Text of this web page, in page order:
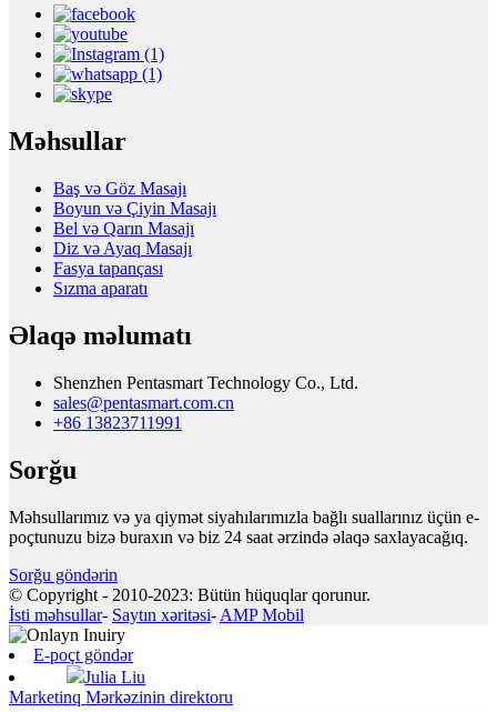
Məhsullar
Baş və Göz Masajı
Boyun və Çiyin Masajı
Bel və Qarın Masajı
Diz və Ayaq Masajı
Fasya tapançası
Sızma aparatı
Əlaqə məlumatı
Shenzhen Pentasmart Technology Co., Ltd.
sales@pentasmart.com.cn
+86 13823711991
Sorğu
Məhsullarımız və ya qiymət siyahılarımızla bağlı suallarınız üçün e-
poçtunuzu bizə buraxın və biz 24 saat ərzində əlaqə saxlayacağıq.
Sorğu göndərin
© Copyright - 2010-2023: Bütün hüquqlar qorunur.
İsti məhsullar- Saytın xəritəsi- AMP Mobil
E-poçt göndər
Julia Liu
Marketinq Mərkəzinin direktoru